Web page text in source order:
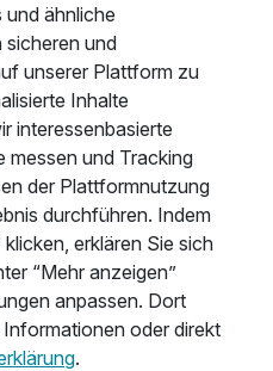
C warmen Wasser im
Sie auf der
Ruhebereich.
Saunalandschaft mit röm.
Infrarotkabine,
gemütlichem Ruheraum mit
wohltuende Massagen.
Studio mit 20 Top-Geräten,
stehen Ihnen
ähnliche
sicheren und
unserer Plattform zu
Inhalte
interessenbasierte
messen und Tracking
der Plattformnutzung
durchführen. Indem
erklären Sie sich
“Mehr anzeigen”
anpassen. Dort
oder direkt
.